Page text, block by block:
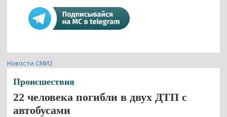
Новости СМИ2
Происшествия
22 человека погибли в двух ДТП с
автобусами